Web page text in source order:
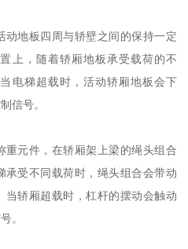
动地板四周与轿壁之间的保持一定
上，随着轿厢地板承受载荷的不
电梯超载时，活动轿厢地板会下
信号。
重元件，在轿厢架上梁的绳头组合
承受不同载荷时，绳头组合会带动
当轿厢超载时，杠杆的摆动会触动
。